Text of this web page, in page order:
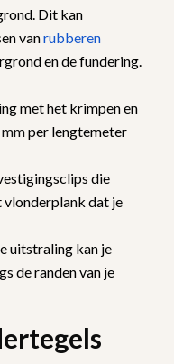
Dit kan
vanrubberen
en de fundering.
met het krimpen en
mmper lengtemeter
die
dat je
uitstraling kan je
de randen van je